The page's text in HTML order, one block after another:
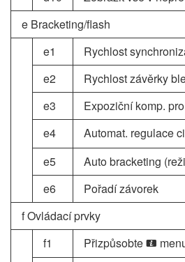
e Bracketing/flash
e1
Rychlost
e2
Rychlost závěrky
e3
Expoziční komp.
e4
Automat. regulace
e5
Auto bracketing
e6
Pořadí závorek
f Ovládací prvky
f1
Přizpůsobte i